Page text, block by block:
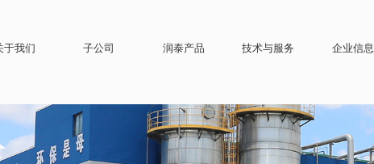
于我们 子公司 润泰产品 技术与服务 企业信息